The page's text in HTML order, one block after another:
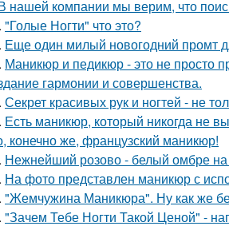
нашей компании мы верим, что
"Голые Ногти" что это?
Еще один милый новогодний промт
Маникюр и педикюр - это не просто
гармонии и совершенства.
Секрет красивых рук и ногтей - не
Есть маникюр, который никогда не
конечно же, французский маникюр!
Нежнейший розово - белый омбре
На фото представлен маникюр с
"Жемчужина Маникюра". Ну как же
"Зачем Тебе Ногти Такой Ценой" -